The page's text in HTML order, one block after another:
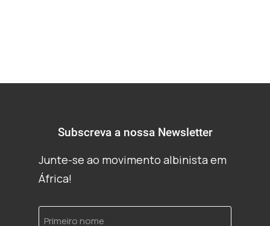
Subscreva a nossa Newsletter
Junte-se ao movimento albinista em
África!
Primeiro
nome